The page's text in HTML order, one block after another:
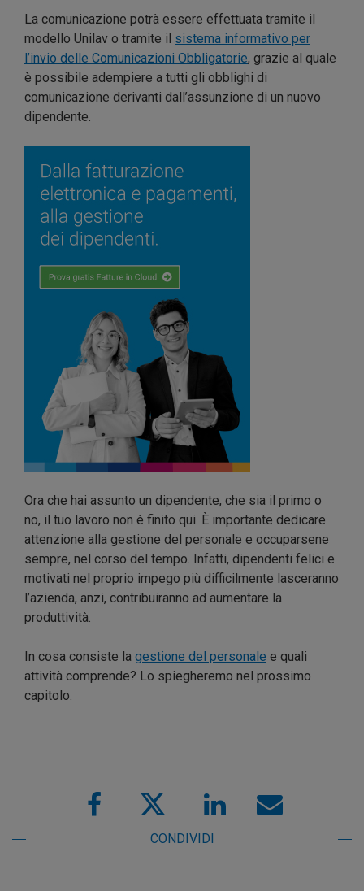
La comunicazione potrà essere effettuata tramite il
modello Unilav o tramite il sistema informativo per
l’invio delle Comunicazioni Obbligatorie, grazie al quale
è possibile adempiere a tutti gli obblighi di
comunicazione derivanti dall’assunzione di un nuovo
dipendente.
Ora che hai assunto un dipendente, che sia il primo o
no, il tuo lavoro non è finito qui. È importante dedicare
attenzione alla gestione del personale e occuparsene
sempre, nel corso del tempo. Infatti, dipendenti felici e
motivati nel proprio impego più difficilmente lasceranno
l’azienda, anzi, contribuiranno ad aumentare la
produttività.
In cosa consiste la gestione del personale e quali
attività comprende? Lo spiegheremo nel prossimo
capitolo.
CONDIVIDI